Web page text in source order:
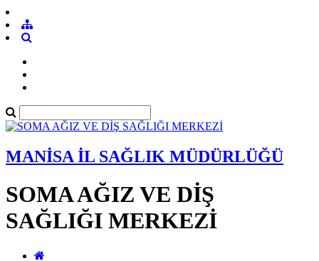
MANİSA İL SAĞLIK MÜDÜRLÜĞÜ
SOMA AĞIZ VE DİŞ
SAĞLIĞI MERKEZİ